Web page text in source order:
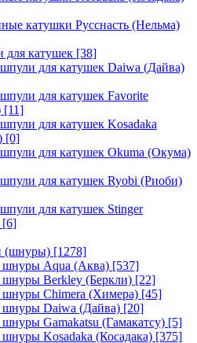
катушки Русснасть (Нельма)
для катушек [38]
для катушек Daiwa (Дайва)
для катушек Favorite
[11]
для катушек Kosadaka
[0]
для катушек Okuma (Окума)
для катушек Ryobi (Риоби)
для катушек Stinger
[6]
(шнуры) [1278]
шнуры Aqua (Аква) [537]
Berkley (Беркли) [22]
Chimera (Химера) [45]
шнуры Daiwa (Дайва) [20]
Gamakatsu (Гамакатсу) [5]
Kosadaka (Косадака) [375]